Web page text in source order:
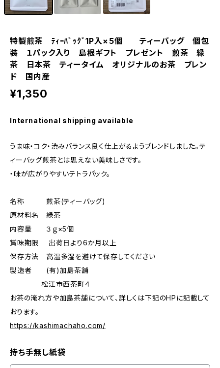
特製煎茶 ﾃｨｰﾊﾞｯｸﾞ1P入×５個 ティーバッグ 個包
装 １パック入り 島根ギフト プレゼント 煎茶 緑
茶 日本茶 ティータイム オリジナルのお茶 ブレン
ド 国内産
¥1,350
International shipping available
うま味・コク・渋みバランス良く仕上がるようブレンドしました。テ
ィーバッグ煎茶とは思えない美味しさです。
・味が広がりやすいテトラパック。
名称 煎茶(ティーバッグ)
原材料名 緑茶
内容量 ３ｇ×5個
賞味期限 出荷日より6か月以上
保存方法 高温多湿を避けて保存してください
製造者 (有)加島茶舗
松江市西茶町４
お茶の淹れ方や加島茶舗について、詳しくは下記のHPに記載して
おります。
https://kashimachaho.com/
持ち手無し紙袋